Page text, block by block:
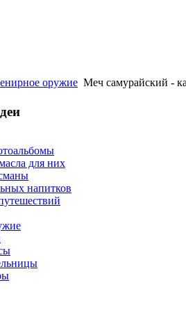
оружие Меч самурайский -
для них
напитков